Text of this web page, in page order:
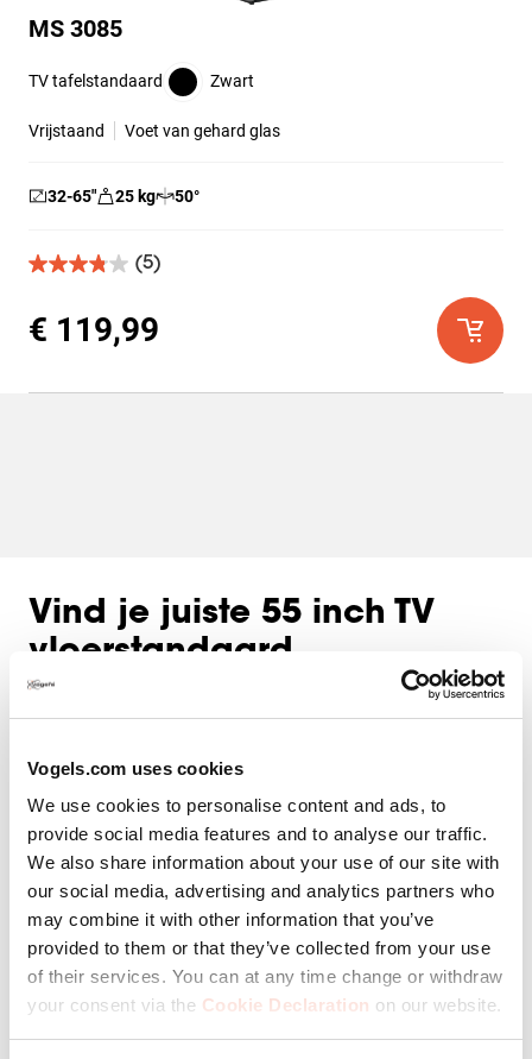
Vogels.com uses cookies
We use cookies to personalise content and ads, to
provide social media features and to analyse our traffic.
We also share information about your use of our site with
our social media, advertising and analytics partners who
may combine it with other information that you’ve
provided to them or that they’ve collected from your use
of their services. You can at any time change or withdraw
your consent via the Cookie Declaration on our website.
MS 3085
TV tafelstandaard Zwart
Vrijstaand Voet van gehard glas
32-65″ 25 kg 50°
(5)
3.8
de
5
5
€ 119,99
Vind je juiste 55 inch TV
vloerstandaard
Er is altijd een ideale plek voor je 55 inch tv in de
biedt stabiliteit en voegt tegelijkertijd stijl toe aan je
interieur. Het gaat niet alleen om functionaliteit; Vogel's
tv standaards verfraaien elke kamer. Integreer je tv in je
interieur en blijf flexibel doordat je hem vrij kunt
plaatsen. Als je kiest voor een draaibaar model, heb je
ook de mogelijkheid om de kijkhoek perfect aan te
passen aan je zithouding.
Vind het perfecte product met ons assortiment moderne